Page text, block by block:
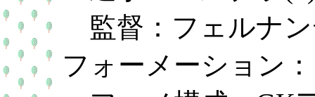
監督：フェルナ
フォーメーション